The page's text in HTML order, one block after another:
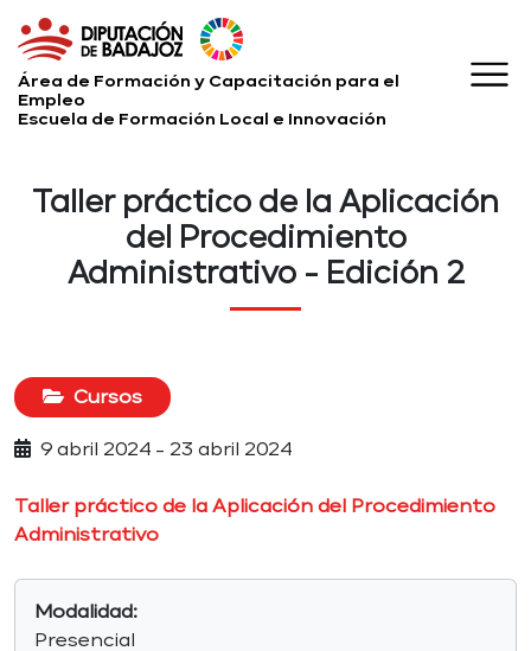
Área de Formación y Capacitación para el
Empleo
Escuela de Formación Local e Innovación
Taller práctico de la Aplicación
del Procedimiento
Administrativo - Edición 2
Cursos
9 abril 2024 - 23 abril 2024
Taller práctico de la Aplicación del Procedimiento
Administrativo
Modalidad:
Presencial